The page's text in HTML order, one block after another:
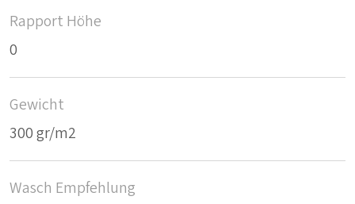
Rapport Höhe
0
Gewicht
300 gr/m2
Wasch Empfehlung